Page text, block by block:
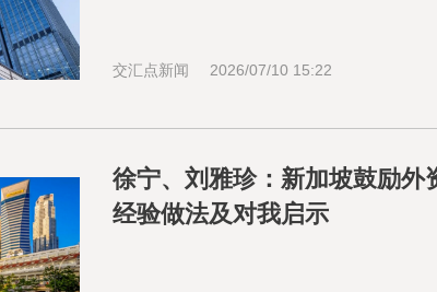
交汇点新闻 2026/07/10 15:22
徐宁、刘雅珍：新加坡鼓励外
经验做法及对我启示